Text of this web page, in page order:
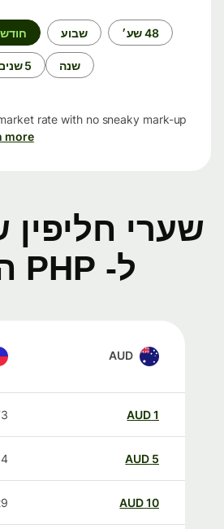
48 שע׳ שבוע חודש
שנה 5 שנים
market rate with no sneaky mark-up
more
ל- PHP היום
AUD
AUD
AUD
AUD